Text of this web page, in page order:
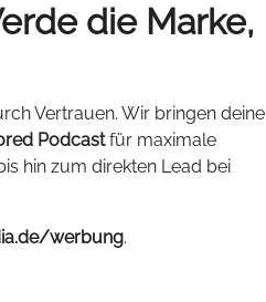
die Marke,
Vertrauen. Wir bringen deine
Podcastfür maximale
hin zum direkten Lead bei
werbung.